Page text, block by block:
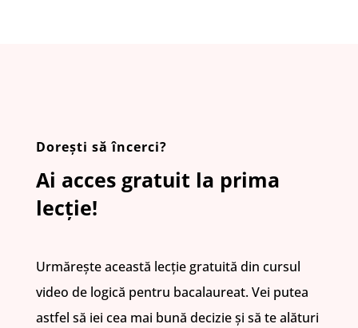
Dorești să încerci?
Ai acces gratuit la prima
lecție!
Urmărește această lecție gratuită din cursul
video de logică pentru bacalaureat. Vei putea
astfel să iei cea mai bună decizie și să te alături